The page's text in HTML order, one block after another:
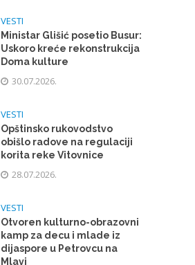
VESTI
Ministar Glišić posetio Busur:
Uskoro kreće rekonstrukcija
Doma kulture
30.07.2026.
VESTI
Opštinsko rukovodstvo
obišlo radove na regulaciji
korita reke Vitovnice
28.07.2026.
VESTI
Otvoren kulturno-obrazovni
kamp za decu i mlade iz
dijaspore u Petrovcu na
Mlavi